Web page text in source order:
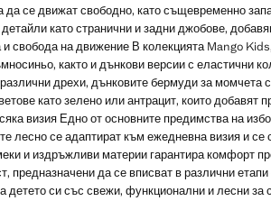
да се движат свободно, като същевременно
като странични и задни джобове,
и свобода на движение В колекцията Mango
както и дънкови версии с еластични
дрехи, дънковите бермуди за
като зелено или антрацит, които
визия Едно от основните предимства на
лесно се адаптират към ежедневна визия и
и издръжливи материи гарантира комфорт
предназначени да се вписват в различни
детето си със свежи, функционални и лесни за